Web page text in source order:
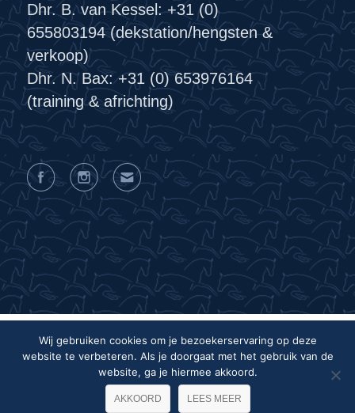
Dhr. B. van Kessel: +31 (0)
655803194 (dekstation/hengsten &
verkoop)
Dhr. N. Bax: +31 (0) 653976164
(training & africhting)
Privacyverklaring
Algemene voorwaarden
Wij gebruiken cookies om je bezoekerservaring op deze
website te verbeteren. Als je doorgaat met het gebruik van de
website, ga je hiermee akkoord.
AKKOORD LEES MEER